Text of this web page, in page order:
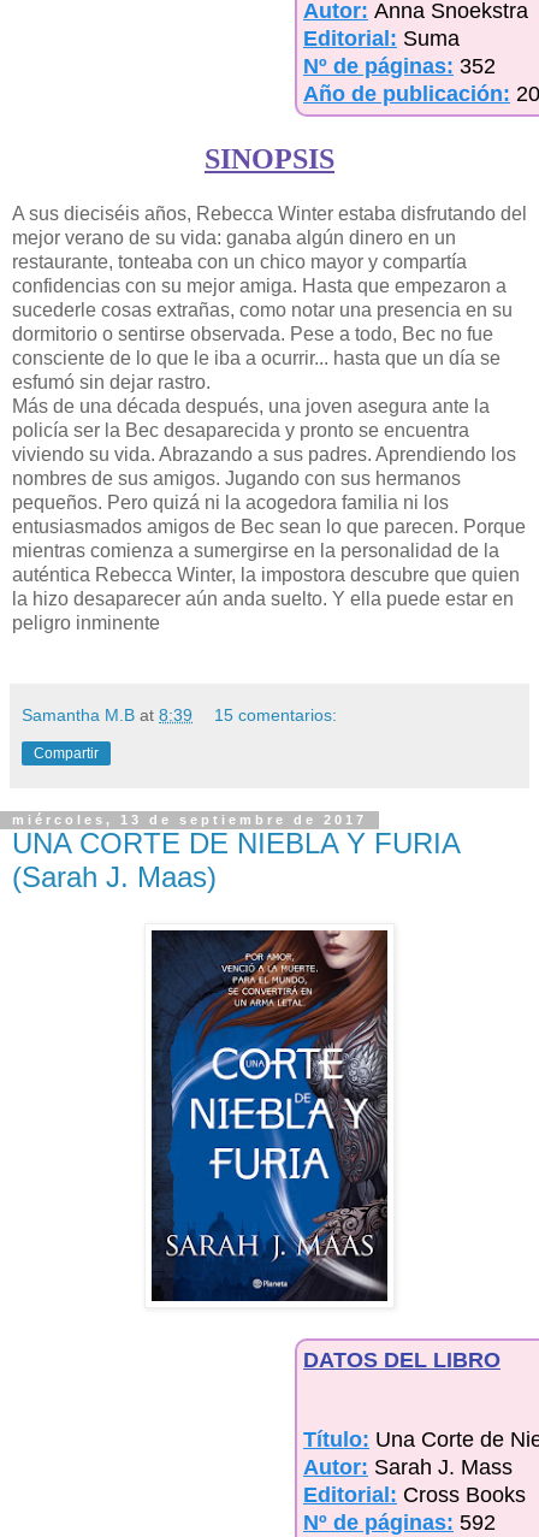
Autor: Anna Snoekstra
Editorial: Suma
Nº de páginas: 352
Año de publicación:
SINOPSIS
A sus dieciséis años, Rebecca Winter estaba disfrutando del
mejor verano de su vida: ganaba algún dinero en un
restaurante, tonteaba con un chico mayor y compartía
confidencias con su mejor amiga. Hasta que empezaron a
sucederle cosas extrañas, como notar una presencia en su
dormitorio o sentirse observada. Pese a todo, Bec no fue
consciente de lo que le iba a ocurrir... hasta que un día se
esfumó sin dejar rastro.
Más de una década después, una joven asegura ante la
policía ser la Bec desaparecida y pronto se encuentra
viviendo su vida. Abrazando a sus padres. Aprendiendo los
nombres de sus amigos. Jugando con sus hermanos
pequeños. Pero quizá ni la acogedora familia ni los
entusiasmados amigos de Bec sean lo que parecen. Porque
mientras comienza a sumergirse en la personalidad de la
auténtica Rebecca Winter, la impostora descubre que quien
la hizo desaparecer aún anda suelto. Y ella puede estar en
peligro inminente
Samantha M.B at 8:39 15 comentarios:
Compartir
miércoles, 13 de septiembre de 2017
UNA CORTE DE NIEBLA Y FURIA
(Sarah J. Maas)
DATOS DEL LIBRO
Título: Una Corte de
Autor: Sarah J. Mass
Editorial: Cross Books
Nº de páginas: 592